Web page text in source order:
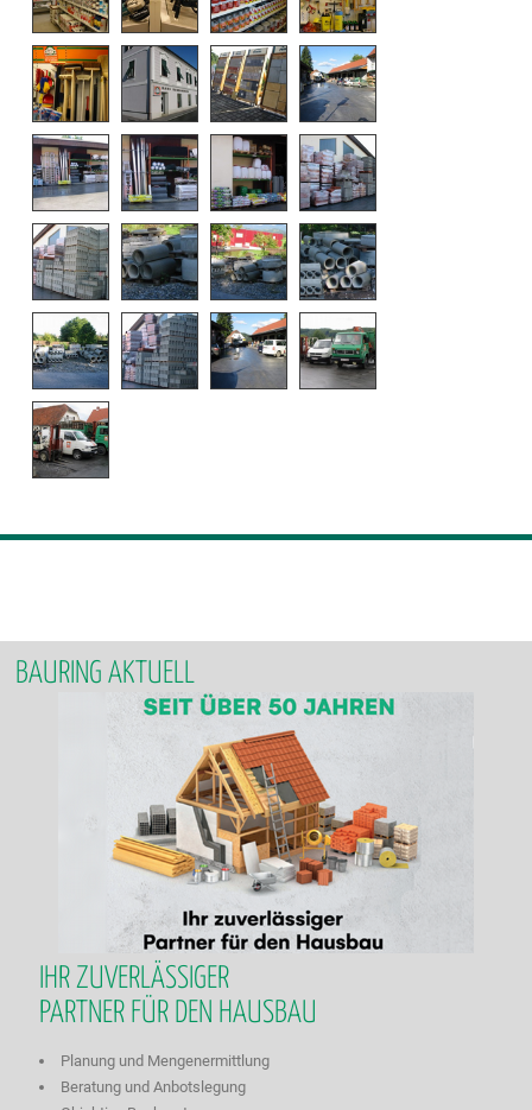
BAURING AKTUELL
IHR ZUVERLÄSSIGER
PARTNER FÜR DEN HAUSBAU
Planung und Mengenermittlung
Beratung und Anbotslegung